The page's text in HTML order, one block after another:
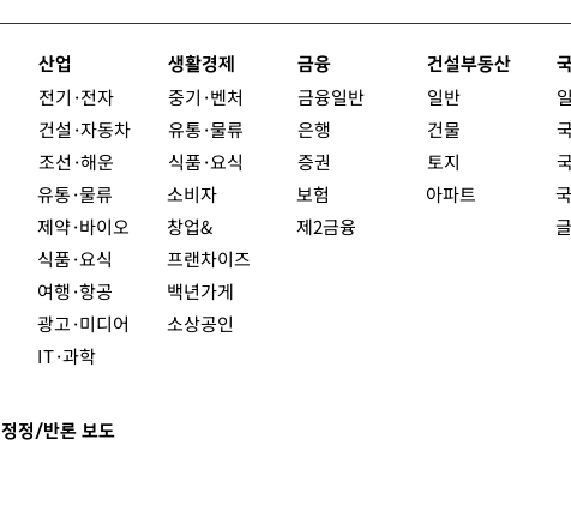
산업
전기·전자
건설·자동차
조선·해운
유통·물류
제약·바이오
식품·요식
여행·항공
광고·미디어
IT·과학
생활경제
중기·벤처
유통·물류
식품·요식
소비자
창업&
프랜차이즈
백년가게
소상공인
금융
금융일반
은행
증권
보험
제2금융
건설부동산
일반
건물
토지
아파트
정정/반론 보도